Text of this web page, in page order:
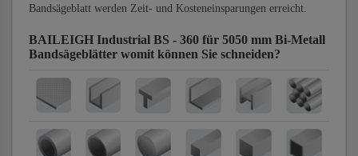
Bandsägeblatt werden Zeit- und Kosteneinsparungen erreicht.
BAILEIGH Industrial BS - 360 für 5050 mm Bi-Metall
Bandsägeblätter womit können Sie schneiden?